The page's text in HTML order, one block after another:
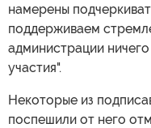
намерены
поддерживаем
администрации
участия".
Некоторые из
поспешили от него